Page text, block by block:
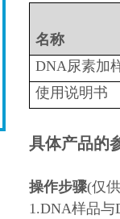
名称
DNA尿素加
使用说明书
具体产品的
操作步骤(仅
1.DNA样品